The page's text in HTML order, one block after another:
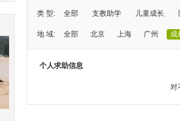
类 型: 全部 支教助学 儿童成长
地 域: 全部 北京 上海 广州 成
个人求助信息
对